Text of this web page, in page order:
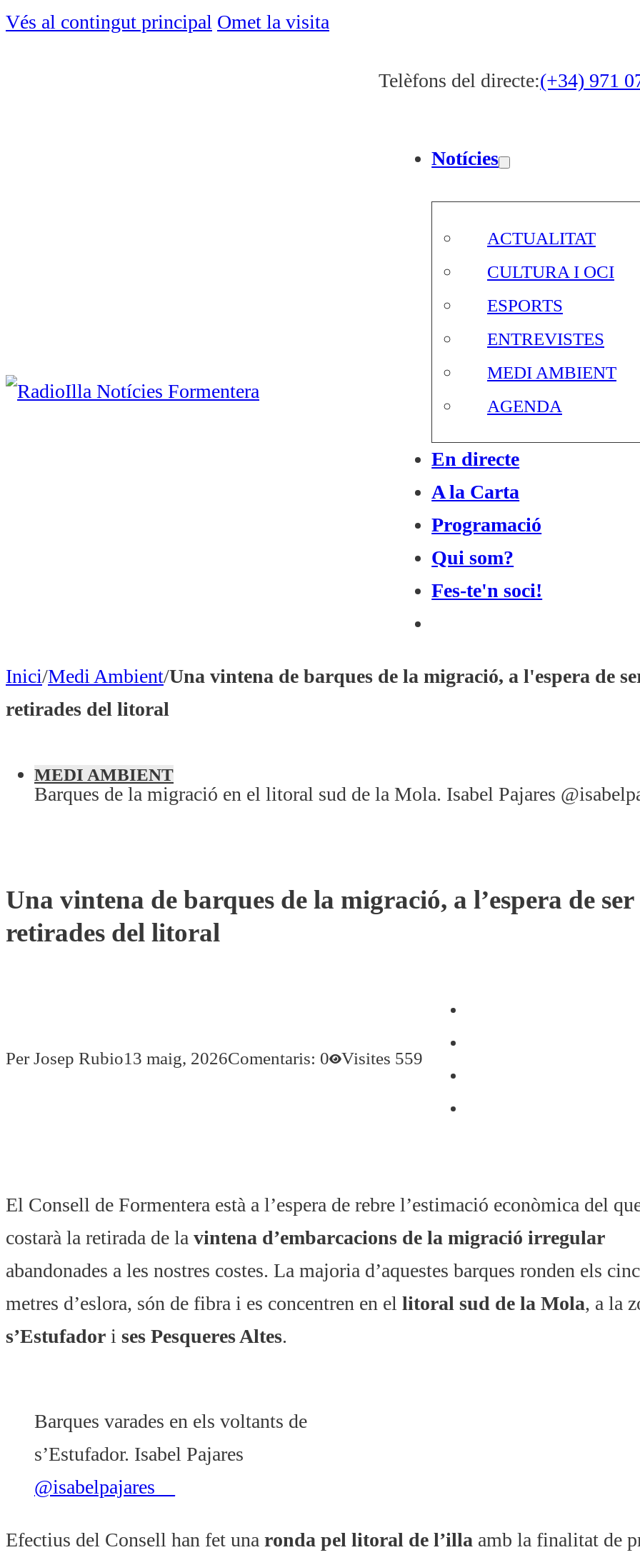
Vés al contingut principal Omet la visita
Telèfons del directe:(+34) 971
Notícies
ACTUALITAT
CULTURA I OCI
ESPORTS
ENTREVISTES
MEDI AMBIENT
AGENDA
En directe
A la Carta
Programació
Qui som?
Fes-te'n soci!
Inici/Medi Ambient/Una vintena de barques de la migració, a l'espera de
retirades del litoral
Barques de la migració en el litoral sud de la Mola. Isabel Pajares
MEDI AMBIENT
Una vintena de barques de la migració, a l’espera de ser
retirades del litoral
Per Josep Rubio13 maig, 2026Comentaris: 0 Visites 559
El Consell de Formentera està a l’espera de rebre l’estimació econòmica del
costarà la retirada de la vintena d’embarcacions de la migració irregular
abandonades a les nostres costes. La majoria d’aquestes barques ronden els cinc
metres d’eslora, són de fibra i es concentren en el litoral sud de la Mola, a la
s’Estufador i ses Pesqueres Altes.
Barques varades en els voltants de
s’Estufador. Isabel Pajares
@isabelpajares__
Efectius del Consell han fet una ronda pel litoral de l’illa amb la finalitat de